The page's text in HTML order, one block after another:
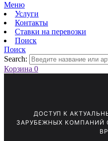
Меню
Услуги
Контакты
Ставки на перевозки
Поиск
Поиск
Search:
Корзина 0
ДОСТУП К
ЗАРУБЕЖНЫХ КОМПАНИЙ